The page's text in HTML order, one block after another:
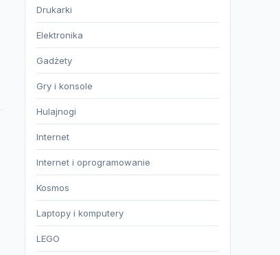
Drukarki
Elektronika
Gadżety
Gry i konsole
Hulajnogi
Internet
Internet i oprogramowanie
Kosmos
Laptopy i komputery
LEGO